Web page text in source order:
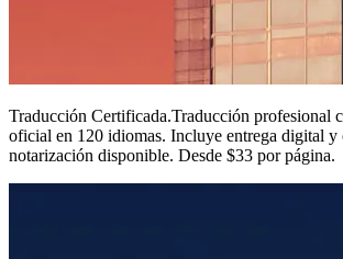
Traducción Certificada.Traducción profesional
oficial en 120 idiomas. Incluye entrega digital y
notarización disponible. Desde $33 por página.